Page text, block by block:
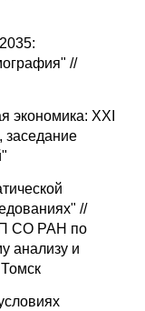
//
экономика: XXI
//
СО РАН по
анализу и